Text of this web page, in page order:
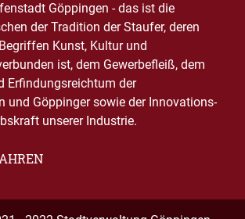
Göppingen - das ist die
der Tradition der Staufer, deren
Kunst, Kultur und
ist, dem Gewerbefleiß, dem
Erfindungsreichtum der
und Göppinger sowie der Innovations-
unserer Industrie.